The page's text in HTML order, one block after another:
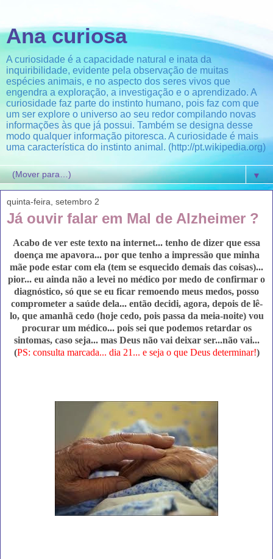
Ana curiosa
A curiosidade é a capacidade natural e inata da
inquiribilidade, evidente pela observação de muitas
espécies animais, e no aspecto dos seres vivos que
engendra a exploração, a investigação e o aprendizado. A
curiosidade faz parte do instinto humano, pois faz com que
um ser explore o universo ao seu redor compilando novas
informações às que já possui. Também se designa desse
modo qualquer informação pitoresca. A curiosidade é mais
uma característica do instinto animal. (http://pt.wikipedia.org)
▼
quinta-feira, setembro 2
Já ouvir falar em Mal de Alzheimer ?
Acabo de ver este texto na internet... tenho de dizer que essa
doença me apavora... por que tenho a impressão que minha
mãe pode estar com ela (tem se esquecido demais das coisas)...
pior... eu ainda não a levei no médico por medo de confirmar o
diagnóstico, só que se eu ficar remoendo meus medos, posso
comprometer a saúde dela... então decidi, agora, depois de lê-
lo, que amanhã cedo (hoje cedo, pois passa da meia-noite) vou
procurar um médico... pois sei que podemos retardar os
sintomas, caso seja... mas Deus não vai deixar ser...não vai...
(PS: consulta marcada... dia 21... e seja o que Deus determinar!)